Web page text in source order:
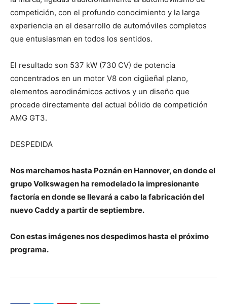
competición, con el profundo conocimiento y la larga
experiencia en el desarrollo de automóviles completos
que entusiasman en todos los sentidos.
El resultado son 537 kW (730 CV) de potencia
concentrados en un motor V8 con cigüeñal plano,
elementos aerodinámicos activos y un diseño que
procede directamente del actual bólido de competición
AMG GT3.
DESPEDIDA
Nos marchamos hasta Poznán en Hannover, en donde el
grupo Volkswagen ha remodelado la impresionante
factoría en donde se llevará a cabo la fabricación del
nuevo Caddy a partir de septiembre.
Con estas imágenes nos despedimos hasta el próximo
programa.